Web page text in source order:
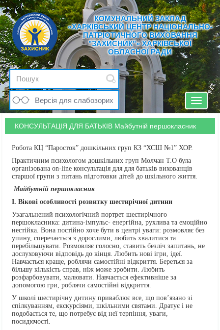
КОМУНАЛЬНИЙ ЗАКЛАД
«ХАРКІВСЬКИЙ ЦЕНТР НАЦІОНАЛЬНО-
ПАТРІОТИЧНОГО ВИХОВАННЯ
"ЗАХИСНИК"» ХАРКІВСЬКОЇ
ОБЛАСНОЇ РАДИ
Версія для слабозорих
Toggle
КОНСУЛЬТАЦІЯ ДЛЯ БАТЬКІВ Майбутній першокласник
Робота КЦ “Паросток” дошкільних груп КЗ “ХСШ №1” ХОР.
Практичним психологом дошкільних груп Молчан Т.О була
організована on-line консультація для для батьків вихованців
старшої групи з питань підготовки дітей до шкільного життя.
Майбутній першокласник
І. Вікові особливості розвитку шестирічної дитини
Узагальнений психологічний портрет шестирічного
першокласника: дитина-імпульс- енергійна, рухлива та емоційно
нестійка. Вона постійно хоче бути в центрі уваги: розмовляє без
упину, сперечається з дорослими, любить хвалитися та
перебільшувати. Розмовляє голосно, ставить безліч запитань, не
дослуховуючи відповідь до кінця. Любить нові ігри, ідеї.
Навчається краще, роблячи самостійні відкриття. Береться за
більшу кількість справ, ніж може зробити. Любить
розфарбовувати, малювати. Навчається ефективніше за
допомогою гри, роблячи самостійні відкриття.
У школі шестирічну дитину приваблює все, що пов’язано зі
спілкуванням, екскурсіями, шкільними святами. Дратує і не
подобається те, що потребує від неї терпіння, уваги,
посидючості.